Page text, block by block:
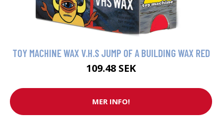
TOY MACHINE WAX V.H.S JUMP OF A BUILDING WAX RED
109.48 SEK
MER INFO!